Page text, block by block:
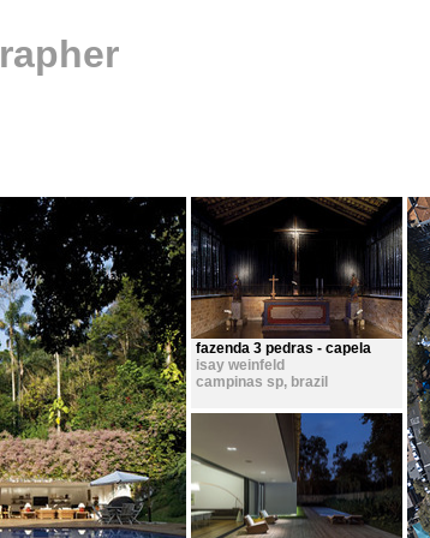
fazenda 3 pedras - capela
isay weinfeld
campinas sp, brazil